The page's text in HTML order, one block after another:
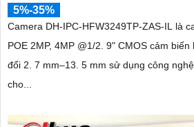
5%-35%
Camera DH-IPC-HFW3249TP-ZAS-IL là
POE 2MP, 4MP @1/2. 9" CMOS cảm
đổi 2. 7 mm–13. 5 mm sử dụng công
cho...